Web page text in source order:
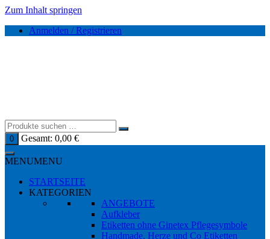
Zum Inhalt springen
Anmelden / Registrieren
0 Gesamt: 0,00 €
MENUMENU
STARTSEITE
KATEGORIEN
ANGEBOTE
Aufkleber
Etiketten ohne Ginetex Pflegesymbole
Handmade, Herze und Co Etiketten